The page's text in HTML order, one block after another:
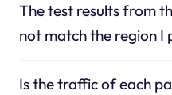
The test results from
not match the region I
Is the traffic of each